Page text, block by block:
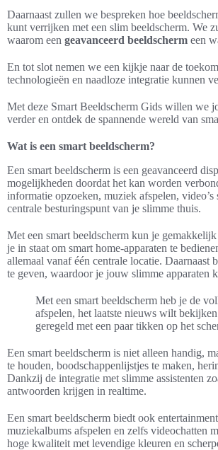
Daarnaast zullen we bespreken hoe
kunt verrijken met een slim beeldscherm. We
waarom een geavanceerd beeldscherm een
En tot slot nemen we een kijkje naar de
technologieën en naadloze integratie kunnen
Met deze Smart Beeldscherm Gids willen we
verder en ontdek de spannende wereld van
Wat is een smart beeldscherm?
Een smart beeldscherm is een geavanceerd
mogelijkheden doordat het kan worden
informatie opzoeken, muziek afspelen,
centrale besturingspunt van je slimme thuis.
Met een smart beeldscherm kun je
je in staat om smart home-apparaten te
allemaal vanaf één centrale locatie. Daarnaast
te geven, waardoor je jouw slimme apparaten
Met een smart beeldscherm heb je de
afspelen, het laatste nieuws wilt
geregeld met een paar tikken op het
Een smart beeldscherm is niet alleen handig,
te houden, boodschappenlijstjes te maken,
Dankzij de integratie met slimme assistenten
antwoorden krijgen in realtime.
Een smart beeldscherm biedt ook
muziekalbums afspelen en zelfs videochatten
hoge kwaliteit met levendige kleuren en